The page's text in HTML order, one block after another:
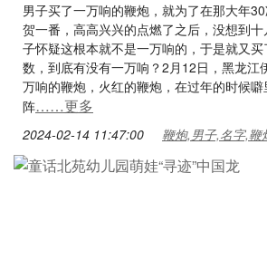
男子买了一万响的鞭炮，就为了在那大年
贺一番，高高兴兴的点燃了之后，没想到
子怀疑这根本就不是一万响的，于是就又
数，到底有没有一万响？2月12日，黑龙江
万响的鞭炮，火红的鞭炮，在过年的时候
阵……更多
2024-02-14 11:47:00 鞭炮,男子,名字,鞭